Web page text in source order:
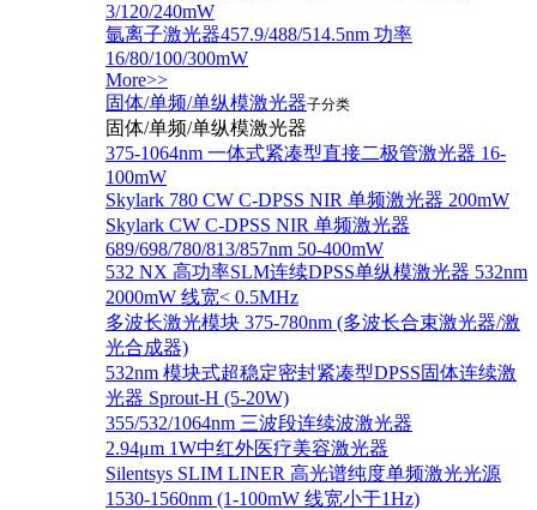
3/120/240mW
氩离子激光器457.9/488/514.5nm 功率
16/80/100/300mW
More>>
固体/单频/单纵模激光器子分类
固体/单频/单纵模激光器
375-1064nm 一体式紧凑型直接二极管激光器 16-
100mW
Skylark 780 CW C-DPSS NIR 单频激光器 200mW
Skylark CW C-DPSS NIR 单频激光器
689/698/780/813/857nm 50-400mW
532 NX 高功率SLM连续DPSS单纵模激光器 532nm
2000mW 线宽< 0.5MHz
多波长激光模块 375-780nm (多波长合束激光器/激
光合成器)
532nm 模块式超稳定密封紧凑型DPSS固体连续激
光器 Sprout-H (5-20W)
355/532/1064nm 三波段连续波激光器
2.94μm 1W中红外医疗美容激光器
Silentsys SLIM LINER 高光谱纯度单频激光光源
1530-1560nm (1-100mW 线宽小于1Hz)